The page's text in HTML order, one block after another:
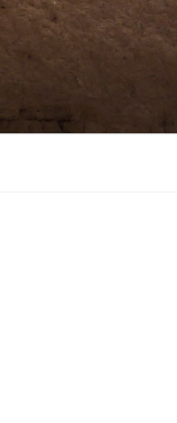
Aller
contenu